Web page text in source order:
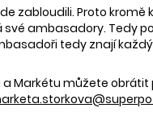
zabloudili. Proto
ambasadory. Tedy
tedy znají
Markétu můžete